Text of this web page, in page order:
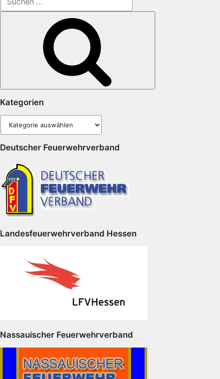
nach:
Kategorien
Deutscher Feuerwehrverband
Landesfeuerwehrverband Hessen
Nassauischer Feuerwehrverband